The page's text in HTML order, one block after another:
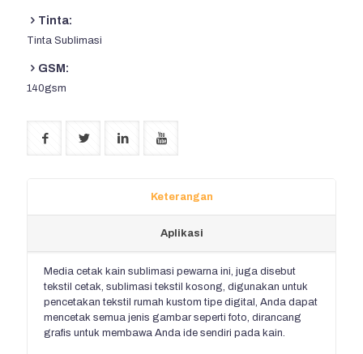
Tinta:
Tinta Sublimasi
GSM:
140gsm
Keterangan
Aplikasi
Media cetak kain sublimasi pewarna ini, juga disebut
tekstil cetak, sublimasi tekstil kosong, digunakan untuk
pencetakan tekstil rumah kustom tipe digital, Anda dapat
mencetak semua jenis gambar seperti foto, dirancang
grafis untuk membawa Anda ide sendiri pada kain.